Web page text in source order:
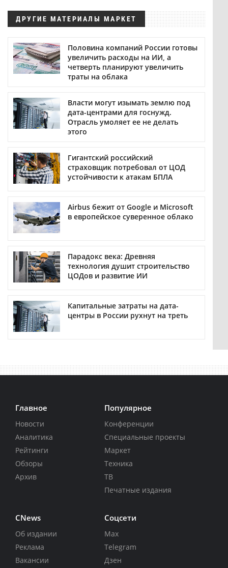
ДРУГИЕ МАТЕРИАЛЫ МАРКЕТ
Половина компаний России готовы
увеличить расходы на ИИ, а
четверть планируют увеличить
траты на облака
Власти могут изымать землю под
дата-центрами для госнужд.
Отрасль умоляет ее не делать
этого
Гигантский российский
страховщик потребовал от ЦОД
устойчивости к атакам БПЛА
Airbus бежит от Google и Microsoft
в европейское суверенное облако
Парадокс века: Древняя
технология душит строительство
ЦОДов и развитие ИИ
Капитальные затраты на дата-
центры в России рухнут на треть
Главное
Новости
Аналитика
Рейтинги
Обзоры
Архив
Популярное
Конференции
Специальные проекты
Маркет
Техника
ТВ
Печатные издания
CNews
Об издании
Реклама
Вакансии
Соцсети
Max
Telegram
Дзен